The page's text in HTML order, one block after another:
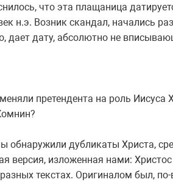
что эта плащаница
н.э. Возник скандал, начались
дает дату, абсолютно не
претендента на роль Иисуса
обнаружили дубликаты Христа,
версия, изложенная нами:
текстах. Оригиналом был,